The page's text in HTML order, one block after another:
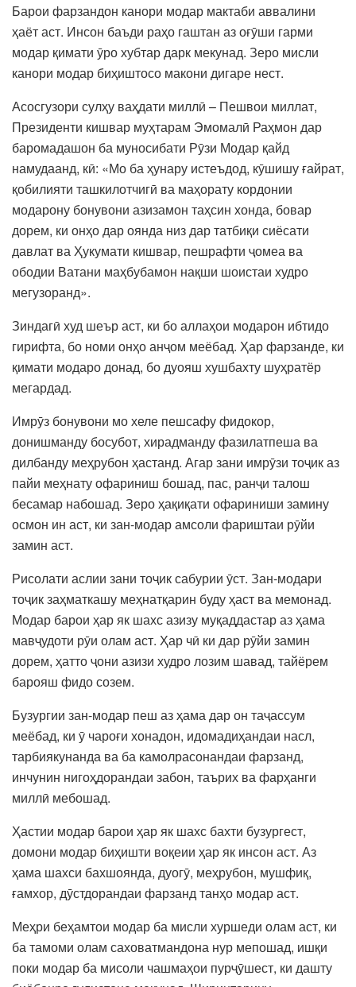
Барои фарзандон канори модар мактаби аввалини
ҳаёт аст. Инсон баъди раҳо гаштан аз оғӯши гарми
модар қимати ӯро хубтар дарк мекунад. Зеро мисли
канори модар биҳиштосо макони дигаре нест.
Асосгузори сулҳу ваҳдати миллӣ – Пешвои миллат,
Президенти кишвар муҳтарам Эмомалӣ Раҳмон дар
баромадашон ба муносибати Рӯзи Модар қайд
намудаанд, кӣ: «Мо ба ҳунару истеъдод, кӯшишу ғайрат,
қобилияти ташкилотчигӣ ва маҳорату кордонии
модарону бонувони азизамон таҳсин хонда, бовар
дорем, ки онҳо дар оянда низ дар татбиқи сиёсати
давлат ва Ҳукумати кишвар, пешрафти ҷомеа ва
ободии Ватани маҳбубамон нақши шоистаи худро
мегузоранд».
Зиндагӣ худ шеър аст, ки бо аллаҳои модарон ибтидо
гирифта, бо номи онҳо анҷом меёбад. Ҳар фарзанде, ки
қимати модаро донад, бо дуояш хушбахту шуҳратёр
мегардад.
Имрӯз бонувони мо хеле пешсафу фидокор,
донишманду босубот, хирадманду фазилатпеша ва
дилбанду меҳрубон ҳастанд. Агар зани имрӯзи тоҷик аз
пайи меҳнату офариниш бошад, пас, ранҷи талош
бесамар набошад. Зеро ҳақиқати офариниши замину
осмон ин аст, ки зан-модар амсоли фариштаи рӯйи
замин аст.
Рисолати аслии зани тоҷик сабурии ӯст. Зан-модари
тоҷик заҳматкашу меҳнатқарин буду ҳаст ва мемонад.
Модар барои ҳар як шахс азизу муқаддастар аз ҳама
мавҷудоти рӯи олам аст. Ҳар чӣ ки дар рӯйи замин
дорем, ҳатто ҷони азизи худро лозим шавад, тайёрем
барояш фидо созем.
Бузургии зан-модар пеш аз ҳама дар он таҷассум
меёбад, ки ӯ чароғи хонадон, идомадиҳандаи насл,
тарбиякунанда ва ба камолрасонандаи фарзанд,
инчунин нигоҳдорандаи забон, таърих ва фарҳанги
миллӣ мебошад.
Ҳастии модар барои ҳар як шахс бахти бузургест,
домони модар биҳишти воқеии ҳар як инсон аст. Аз
ҳама шахси бахшоянда, дуогӯ, меҳрубон, мушфиқ,
ғамхор, дӯстдорандаи фарзанд танҳо модар аст.
Меҳри беҳамтои модар ба мисли хуршеди олам аст, ки
ба тамоми олам саховатмандона нур мепошад, ишқи
поки модар ба мисоли чашмаҳои пурҷӯшест, ки дашту